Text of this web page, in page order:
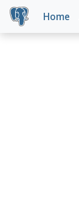
Home